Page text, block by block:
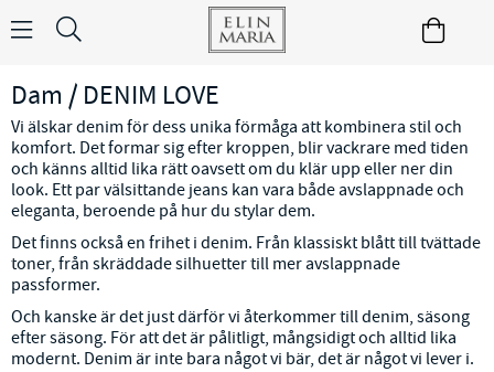
Dam / DENIM LOVE
Vi älskar denim för dess unika förmåga att kombinera stil och
komfort. Det formar sig efter kroppen, blir vackrare med tiden
och känns alltid lika rätt oavsett om du klär upp eller ner din
look. Ett par välsittande jeans kan vara både avslappnade och
eleganta, beroende på hur du stylar dem.
Det finns också en frihet i denim. Från klassiskt blått till tvättade
toner, från skräddade silhuetter till mer avslappnade
passformer.
Och kanske är det just därför vi återkommer till denim, säsong
efter säsong. För att det är pålitligt, mångsidigt och alltid lika
modernt. Denim är inte bara något vi bär, det är något vi lever i.